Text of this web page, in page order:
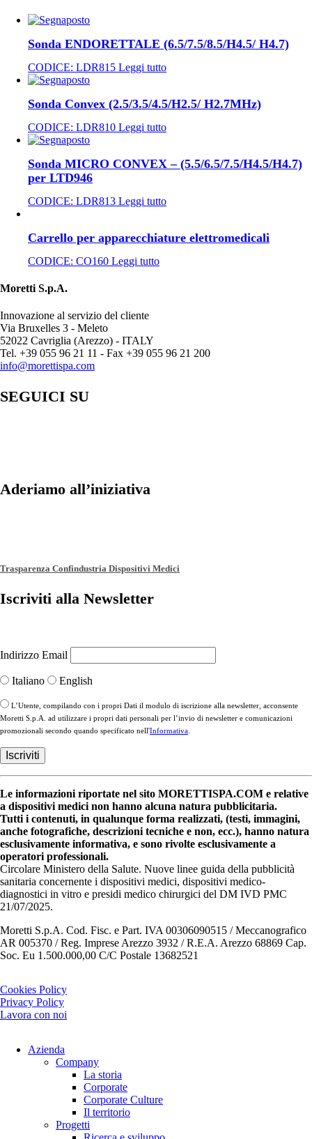
Sonda ENDORETTALE (6.5/7.5/8.5/H4.5/ H4.7)
CODICE: LDR815 Leggi tutto
Sonda Convex (2.5/3.5/4.5/H2.5/ H2.7MHz)
CODICE: LDR810 Leggi tutto
Sonda MICRO CONVEX – (5.5/6.5/7.5/H4.5/H4.7)
per LTD946
CODICE: LDR813 Leggi tutto
Carrello per apparecchiature elettromedicali
CODICE: CO160 Leggi tutto
Moretti S.p.A.
Innovazione al servizio del cliente
Via Bruxelles 3 - Meleto
52022 Cavriglia (Arezzo) - ITALY
Tel. +39 055 96 21 11 - Fax +39 055 96 21 200
info@morettispa.com
SEGUICI SU
Aderiamo all’iniziativa
Trasparenza Confindustria Dispositivi Medici
Iscriviti alla Newsletter
Indirizzo Email
Italiano English
L’Utente, compilando con i propri Dati il modulo di iscrizione alla newsletter, acconsente
Moretti S.p.A. ad utilizzare i propri dati personali per l’invio di newsletter e comunicazioni
promozionali secondo quando specificato nell'Informativa
Le informazioni riportate nel sito MORETTISPA.COM e relative
a dispositivi medici non hanno alcuna natura pubblicitaria.
Tutti i contenuti, in qualunque forma realizzati, (testi, immagini,
anche fotografiche, descrizioni tecniche e non, ecc.), hanno natura
esclusivamente informativa, e sono rivolte esclusivamente a
operatori professionali.
Circolare Ministero della Salute. Nuove linee guida della pubblicità
sanitaria concernente i dispositivi medici, dispositivi medico-
diagnostici in vitro e presidi medico chirurgici del DM IVD PMC
21/07/2025.
Moretti S.p.A. Cod. Fisc. e Part. IVA 00306090515 / Meccanografico
AR 005370 / Reg. Imprese Arezzo 3932 / R.E.A. Arezzo 68869 Cap.
Soc. Eu 1.500.000,00 C/C Postale 13682521
Cookies Policy
Privacy Policy
Lavora con noi
Azienda
Company
La storia
Corporate
Corporate Culture
Il territorio
Progetti